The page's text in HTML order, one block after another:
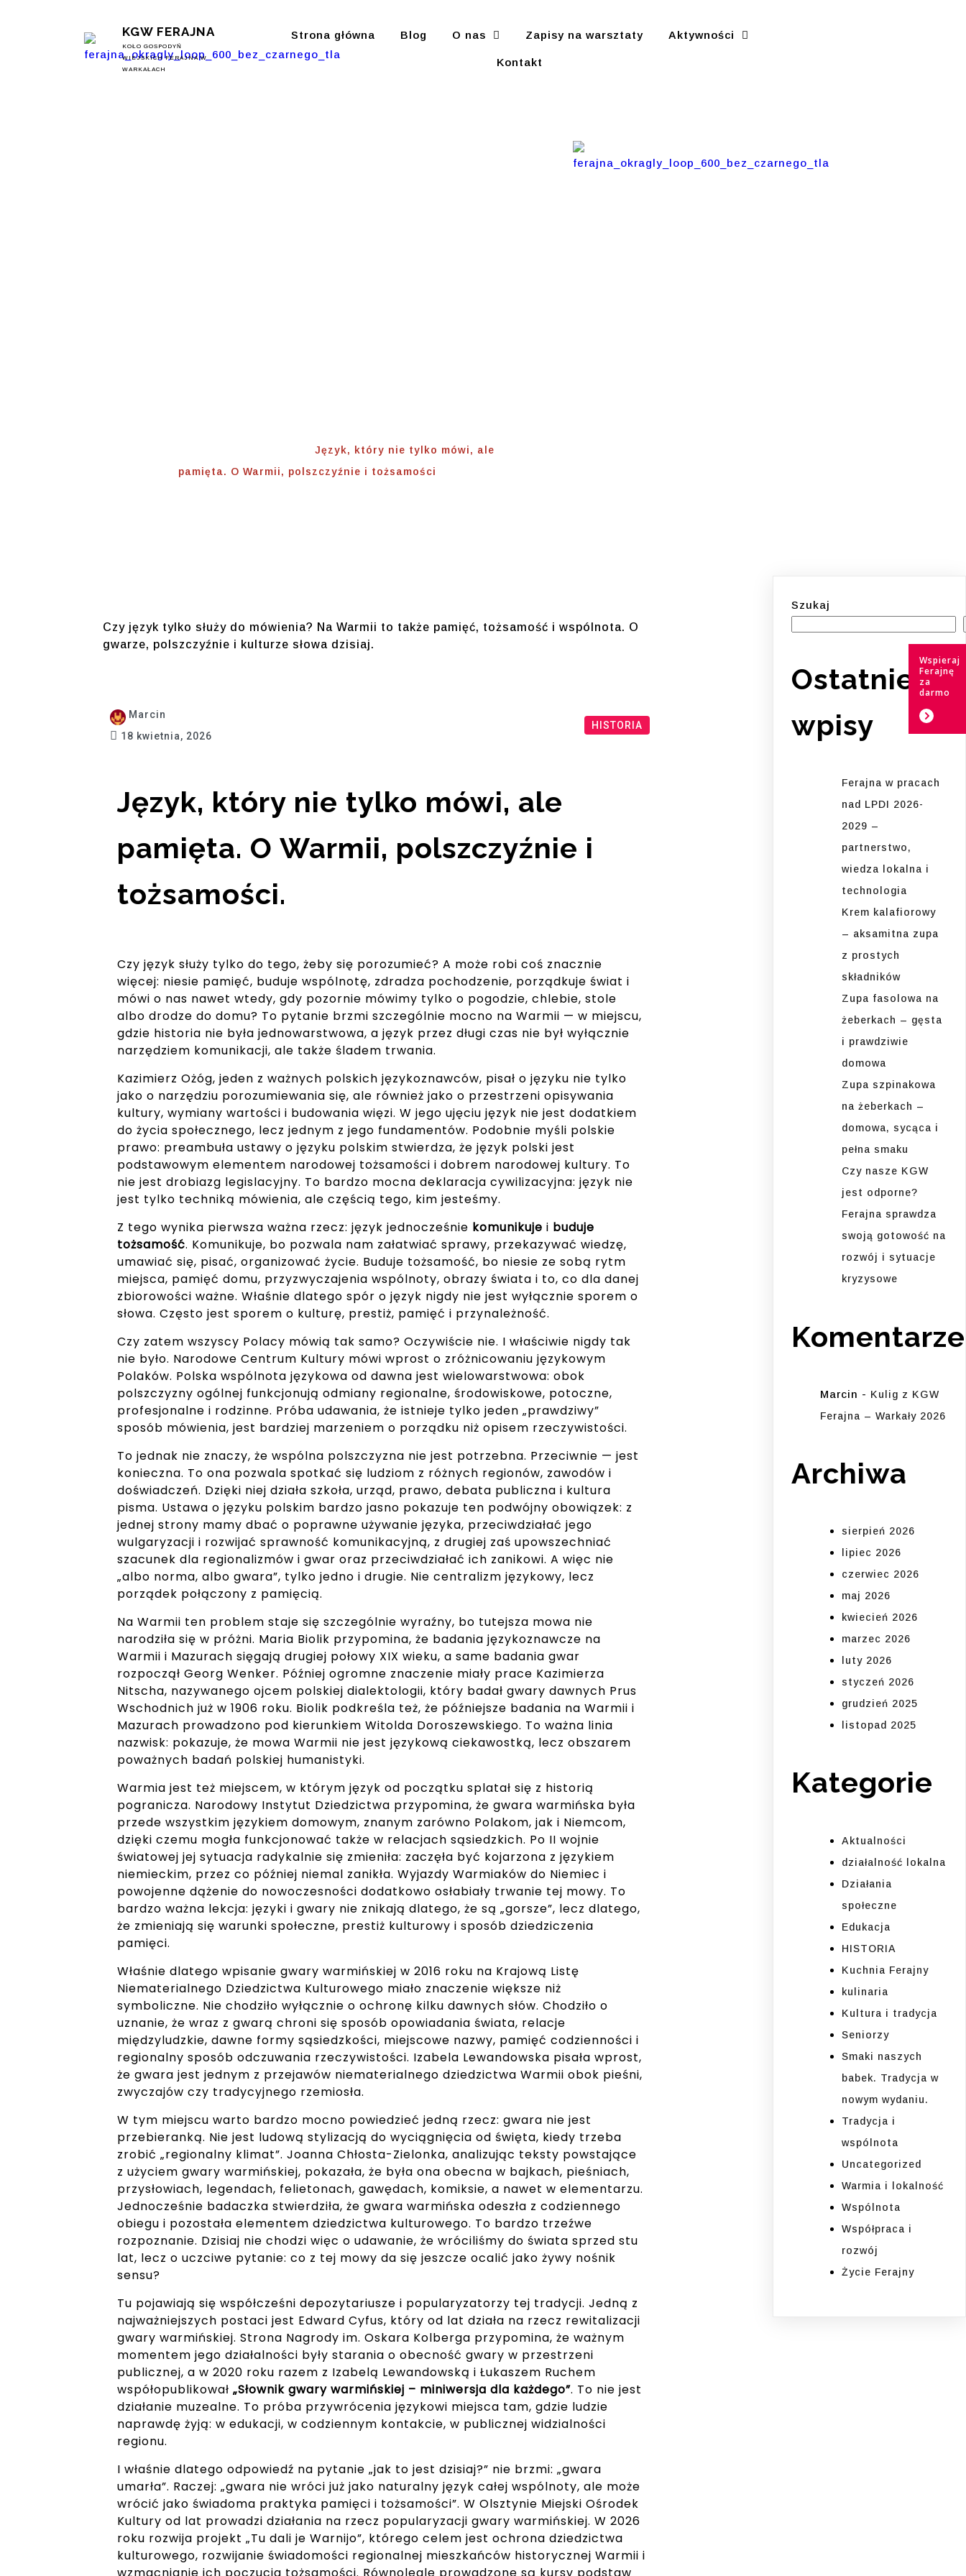
KGW FERAJNA
KOŁO GOSPODYŃ
WIEJSKICH FERAJNA W
WARKAŁACH
Strona główna Blog O nas Zapisy na warsztaty Aktywności
Kontakt
Język, który nie tylko mówi, ale
pamięta. O Warmii, polszczyźnie i tożsamości
Czy język tylko służy do mówienia? Na Warmii to także pamięć, tożsamość i wspólnota. O
gwarze, polszczyźnie i kulturze słowa dzisiaj.
Marcin
18 kwietnia, 2026
HISTORIA
Język, który nie tylko mówi, ale
pamięta. O Warmii, polszczyźnie i
tożsamości.
Czy język służy tylko do tego, żeby się porozumieć? A może robi coś znacznie
więcej: niesie pamięć, buduje wspólnotę, zdradza pochodzenie, porządkuje świat i
mówi o nas nawet wtedy, gdy pozornie mówimy tylko o pogodzie, chlebie, stole
albo drodze do domu? To pytanie brzmi szczególnie mocno na Warmii — w miejscu,
gdzie historia nie była jednowarstwowa, a język przez długi czas nie był wyłącznie
narzędziem komunikacji, ale także śladem trwania.
Kazimierz Ożóg, jeden z ważnych polskich językoznawców, pisał o języku nie tylko
jako o narzędziu porozumiewania się, ale również jako o przestrzeni opisywania
kultury, wymiany wartości i budowania więzi. W jego ujęciu język nie jest dodatkiem
do życia społecznego, lecz jednym z jego fundamentów. Podobnie myśli polskie
prawo: preambuła ustawy o języku polskim stwierdza, że język polski jest
podstawowym elementem narodowej tożsamości i dobrem narodowej kultury. To
nie jest drobiazg legislacyjny. To bardzo mocna deklaracja cywilizacyjna: język nie
jest tylko techniką mówienia, ale częścią tego, kim jesteśmy.
Z tego wynika pierwsza ważna rzecz: język jednocześnie komunikuje i buduje
tożsamość. Komunikuje, bo pozwala nam załatwiać sprawy, przekazywać wiedzę,
umawiać się, pisać, organizować życie. Buduje tożsamość, bo niesie ze sobą rytm
miejsca, pamięć domu, przyzwyczajenia wspólnoty, obrazy świata i to, co dla danej
zbiorowości ważne. Właśnie dlatego spór o język nigdy nie jest wyłącznie sporem o
słowa. Często jest sporem o kulturę, prestiż, pamięć i przynależność.
Czy zatem wszyscy Polacy mówią tak samo? Oczywiście nie. I właściwie nigdy tak
nie było. Narodowe Centrum Kultury mówi wprost o zróżnicowaniu językowym
Polaków. Polska wspólnota językowa od dawna jest wielowarstwowa: obok
polszczyzny ogólnej funkcjonują odmiany regionalne, środowiskowe, potoczne,
profesjonalne i rodzinne. Próba udawania, że istnieje tylko jeden „prawdziwy”
sposób mówienia, jest bardziej marzeniem o porządku niż opisem rzeczywistości.
To jednak nie znaczy, że wspólna polszczyzna nie jest potrzebna. Przeciwnie — jest
konieczna. To ona pozwala spotkać się ludziom z różnych regionów, zawodów i
doświadczeń. Dzięki niej działa szkoła, urząd, prawo, debata publiczna i kultura
pisma. Ustawa o języku polskim bardzo jasno pokazuje ten podwójny obowiązek: z
jednej strony mamy dbać o poprawne używanie języka, przeciwdziałać jego
wulgaryzacji i rozwijać sprawność komunikacyjną, z drugiej zaś upowszechniać
szacunek dla regionalizmów i gwar oraz przeciwdziałać ich zanikowi. A więc nie
„albo norma, albo gwara”, tylko jedno i drugie. Nie centralizm językowy, lecz
porządek połączony z pamięcią.
Na Warmii ten problem staje się szczególnie wyraźny, bo tutejsza mowa nie
narodziła się w próżni. Maria Biolik przypomina, że badania językoznawcze na
Warmii i Mazurach sięgają drugiej połowy XIX wieku, a same badania gwar
rozpoczął Georg Wenker. Później ogromne znaczenie miały prace Kazimierza
Nitscha, nazywanego ojcem polskiej dialektologii, który badał gwary dawnych Prus
Wschodnich już w 1906 roku. Biolik podkreśla też, że późniejsze badania na Warmii i
Mazurach prowadzono pod kierunkiem Witolda Doroszewskiego. To ważna linia
nazwisk: pokazuje, że mowa Warmii nie jest językową ciekawostką, lecz obszarem
poważnych badań polskiej humanistyki.
Warmia jest też miejscem, w którym język od początku splatał się z historią
pogranicza. Narodowy Instytut Dziedzictwa przypomina, że gwara warmińska była
przede wszystkim językiem domowym, znanym zarówno Polakom, jak i Niemcom,
dzięki czemu mogła funkcjonować także w relacjach sąsiedzkich. Po II wojnie
światowej jej sytuacja radykalnie się zmieniła: zaczęła być kojarzona z językiem
niemieckim, przez co później niemal zanikła. Wyjazdy Warmiaków do Niemiec i
powojenne dążenie do nowoczesności dodatkowo osłabiały trwanie tej mowy. To
bardzo ważna lekcja: języki i gwary nie znikają dlatego, że są „gorsze”, lecz dlatego,
że zmieniają się warunki społeczne, prestiż kulturowy i sposób dziedziczenia
pamięci.
Właśnie dlatego wpisanie gwary warmińskiej w 2016 roku na Krajową Listę
Niematerialnego Dziedzictwa Kulturowego miało znaczenie większe niż
symboliczne. Nie chodziło wyłącznie o ochronę kilku dawnych słów. Chodziło o
uznanie, że wraz z gwarą chroni się sposób opowiadania świata, relacje
międzyludzkie, dawne formy sąsiedzkości, miejscowe nazwy, pamięć codzienności i
regionalny sposób odczuwania rzeczywistości. Izabela Lewandowska pisała wprost,
że gwara jest jednym z przejawów niematerialnego dziedzictwa Warmii obok pieśni,
zwyczajów czy tradycyjnego rzemiosła.
W tym miejscu warto bardzo mocno powiedzieć jedną rzecz: gwara nie jest
przebieranką. Nie jest ludową stylizacją do wyciągnięcia od święta, kiedy trzeba
zrobić „regionalny klimat”. Joanna Chłosta-Zielonka, analizując teksty powstające
z użyciem gwary warmińskiej, pokazała, że była ona obecna w bajkach, pieśniach,
przysłowiach, legendach, felietonach, gawędach, komiksie, a nawet w elementarzu.
Jednocześnie badaczka stwierdziła, że gwara warmińska odeszła z codziennego
obiegu i pozostała elementem dziedzictwa kulturowego. To bardzo trzeźwe
rozpoznanie. Dzisiaj nie chodzi więc o udawanie, że wróciliśmy do świata sprzed stu
lat, lecz o uczciwe pytanie: co z tej mowy da się jeszcze ocalić jako żywy nośnik
sensu?
Tu pojawiają się współcześni depozytariusze i popularyzatorzy tej tradycji. Jedną z
najważniejszych postaci jest Edward Cyfus, który od lat działa na rzecz rewitalizacji
gwary warmińskiej. Strona Nagrody im. Oskara Kolberga przypomina, że ważnym
momentem jego działalności były starania o obecność gwary w przestrzeni
publicznej, a w 2020 roku razem z Izabelą Lewandowską i Łukaszem Ruchem
współopublikował „Słownik gwary warmińskiej – miniwersja dla każdego”. To nie jest
działanie muzealne. To próba przywrócenia językowi miejsca tam, gdzie ludzie
naprawdę żyją: w edukacji, w codziennym kontakcie, w publicznej widzialności
regionu.
I właśnie dlatego odpowiedź na pytanie „jak to jest dzisiaj?” nie brzmi: „gwara
umarła”. Raczej: „gwara nie wróci już jako naturalny język całej wspólnoty, ale może
wrócić jako świadoma praktyka pamięci i tożsamości”. W Olsztynie Miejski Ośrodek
Kultury od lat prowadzi działania na rzecz popularyzacji gwary warmińskiej. W 2026
roku rozwija projekt „Tu dali je Warnijo”, którego celem jest ochrona dziedzictwa
kulturowego, rozwijanie świadomości regionalnej mieszkańców historycznej Warmii i
Szukaj
Ostatnie
wpisy
Ferajna w pracach
nad LPDI 2026-
2029 –
partnerstwo,
wiedza lokalna i
technologia
Krem kalafiorowy
– aksamitna zupa
z prostych
składników
Zupa fasolowa na
żeberkach – gęsta
i prawdziwie
domowa
Zupa szpinakowa
na żeberkach –
domowa, sycąca i
pełna smaku
Czy nasze KGW
jest odporne?
Ferajna sprawdza
swoją gotowość na
rozwój i sytuacje
kryzysowe
Komentarze
Marcin - Kulig z KGW
Ferajna – Warkały 2026
Archiwa
sierpień 2026
lipiec 2026
czerwiec 2026
maj 2026
kwiecień 2026
marzec 2026
luty 2026
styczeń 2026
grudzień 2025
listopad 2025
Kategorie
Aktualności
działalność lokalna
Działania
społeczne
Edukacja
HISTORIA
Kuchnia Ferajny
kulinaria
Kultura i tradycja
Seniorzy
Smaki naszych
babek. Tradycja w
nowym wydaniu.
Tradycja i
wspólnota
Uncategorized
Warmia i lokalność
Wspólnota
Współpraca i
rozwój
Życie Ferajny
Wspieraj
Ferajnę
za
darmo